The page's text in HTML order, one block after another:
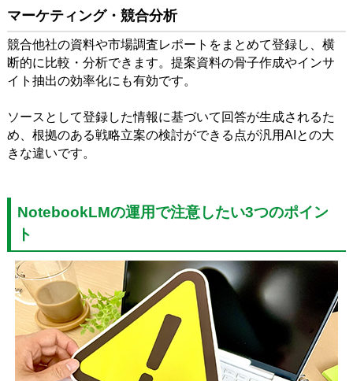
マーケティング・競合分析
競合他社の資料や市場調査レポートをまとめて登録し、横
断的に比較・分析できます。提案資料の骨子作成やインサ
イト抽出の効率化にも有効です。
ソースとして登録した情報に基づいて回答が生成されるた
め、根拠のある戦略立案の検討ができる点が汎用AIとの大
きな違いです。
NotebookLMの運用で注意したい3つのポイン
ト